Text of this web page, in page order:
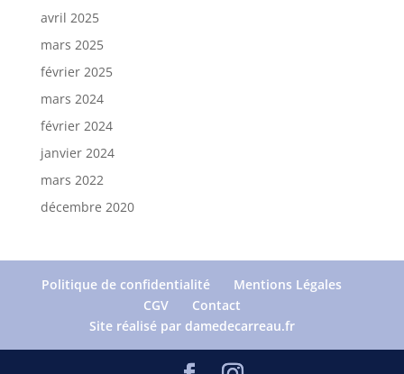
avril 2025
mars 2025
février 2025
mars 2024
février 2024
janvier 2024
mars 2022
décembre 2020
Politique de confidentialité
Mentions Légales
CGV
Contact
Site réalisé par damedecarreau.fr